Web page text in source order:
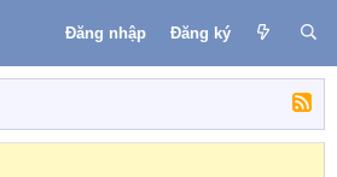
Đăng nhập Đăng ký